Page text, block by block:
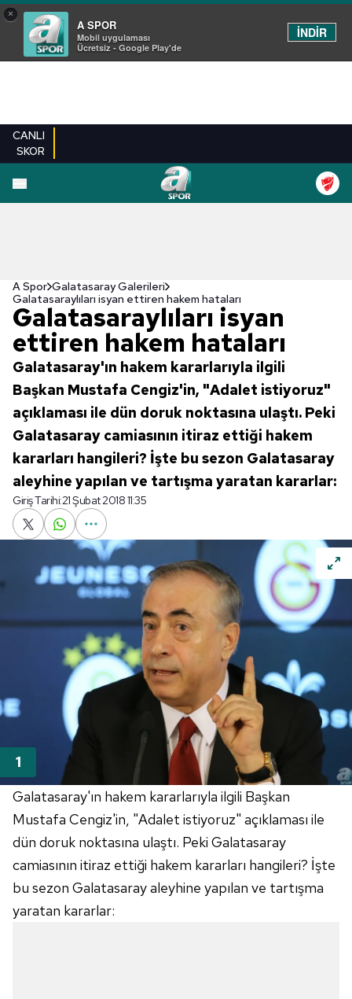
×
A SPOR
Mobil uygulaması
Ücretsiz - Google Play'de
İNDİR
CANLI
SKOR
EN YENILER
A Spor Galatasaray Galerileri
Galatasaraylıları isyan ettiren hakem hataları
Galatasaraylıları isyan
ettiren hakem hataları
Galatasaray'ın hakem kararlarıyla ilgili
Başkan Mustafa Cengiz'in, "Adalet istiyoruz"
açıklaması ile dün doruk noktasına ulaştı. Peki
Galatasaray camiasının itiraz ettiği hakem
kararları hangileri? İşte bu sezon Galatasaray
aleyhine yapılan ve tartışma yaratan kararlar:
Giriş Tarihi:21 Şubat 2018 11:35
Galatasaray'ın hakem kararlarıyla ilgili Başkan
Mustafa Cengiz'in, "Adalet istiyoruz" açıklaması ile
dün doruk noktasına ulaştı. Peki Galatasaray
camiasının itiraz ettiği hakem kararları hangileri? İşte
bu sezon Galatasaray aleyhine yapılan ve tartışma
yaratan kararlar: